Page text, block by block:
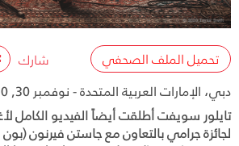
شارك
تحميل الملف الصحفي
دبي، الإمارات العربية المتحدة - نوفمبر 30, 2020
لجائزة جرامي بالتعاون مع جاستن فيرنون